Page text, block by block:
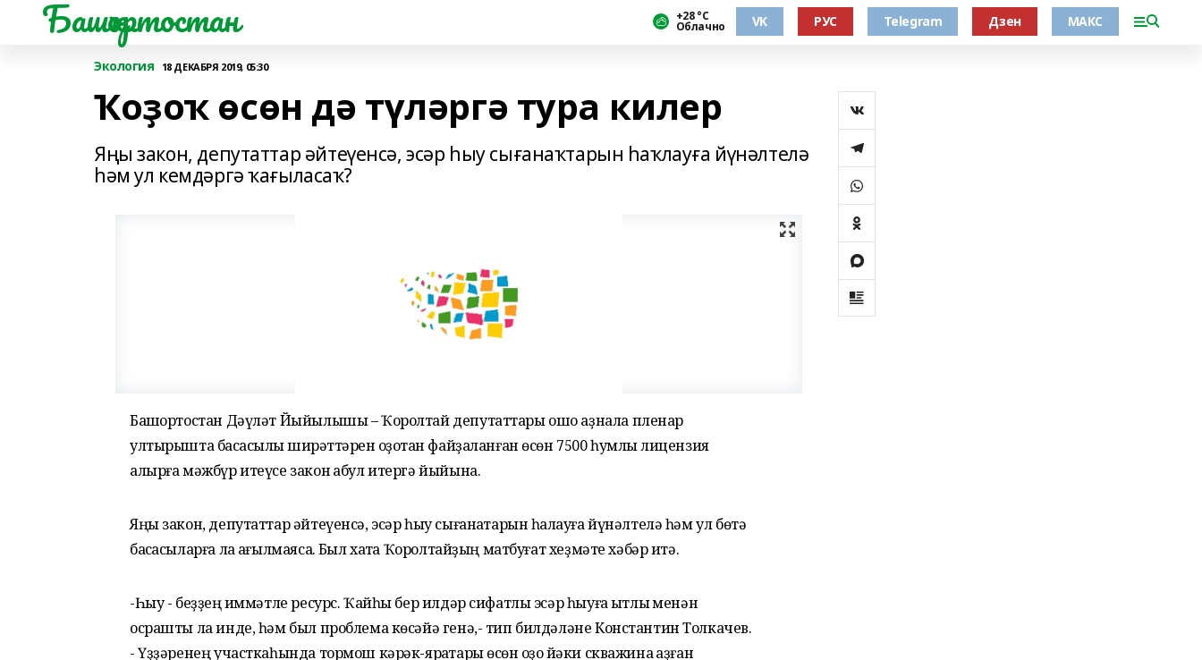
Башҡортостан +28 °С
Облачно VK РУС Telegram Дзен МАКС
Экология 18 ДЕКАБРЯ 2019, 05:30
Ҡоҙоҡ өсөн дә түләргә тура килер
Яңы закон, депутаттар әйтеүенсә, эсәр һыу сығанаҡтарын һаҡлауға йүнәлтелә
һәм ул кемдәргә ҡағыласаҡ?
Башҡортостан Дәүләт Йыйылышы – Ҡоролтай депутаттары ошо аҙнала пленар
ултырышта баҡсасылыҡ ширҡәттәрен ҡоҙоҡтан файҙаланған өсөн 7500 һумлыҡ лицензия
алырға мәжбүр итеүсе закон ҡабул итергә йыйына.
Яңы закон, депутаттар әйтеүенсә, эсәр һыу сығанаҡтарын һаҡлауға йүнәлтелә һәм ул бөтә
баҡсасыларға ла ҡағылмаясаҡ. Был хаҡта Ҡоролтайҙың матбуғат хеҙмәте хәбәр итә.
-Һыу - беҙҙең ҡиммәтле ресурс. Ҡайһы бер илдәр сифатлы эсәр һыуға ҡытлыҡ менән
осрашты ла инде, һәм был проблема көсәйә генә,- тип билдәләне Константин Толкачев.
- Үҙҙәренең участкаһында тормош кәрәк-яраҡтары өсөн ҡоҙоҡ йәки скважина ҡаҙған